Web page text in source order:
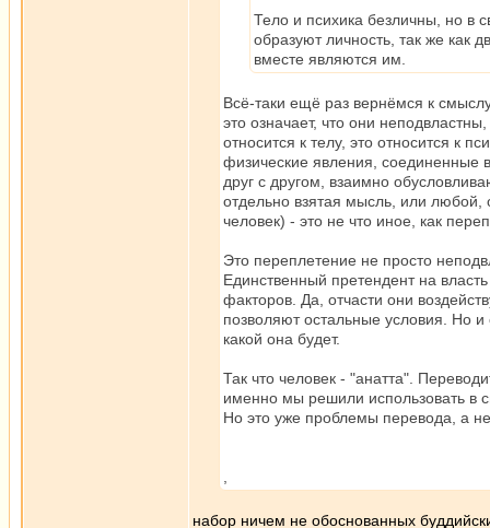
Тело и психика безличны, но в
образуют личность, так же как
вместе являются им.
Всё-таки ещё раз вернёмся к
это означает, что они
относится к телу, это относится к
физические явления, соединенные
друг с другом, взаимно
отдельно взятая мысль, или любой,
человек) - это не что иное, как
Это переплетение не просто
Единственный претендент на
факторов. Да, отчасти они
позволяют остальные условия. Но
какой она будет.
Так что человек - "анатта".
именно мы решили использовать в
Но это уже проблемы перевода, а
набор ничем не обоснованных